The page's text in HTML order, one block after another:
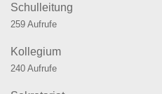
Schulleitung
259 Aufrufe
Kollegium
240 Aufrufe